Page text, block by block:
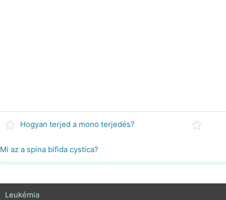
Hogyan terjed a mono terjedés?
Mi az a spina bifida cystica?
Leukémia